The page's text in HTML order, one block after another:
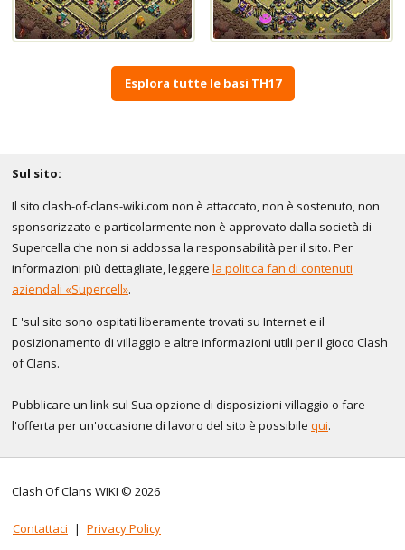
Esplora tutte le basi TH17
Sul sito:
Il sito clash-of-clans-wiki.com non è attaccato, non è sostenuto, non
sponsorizzato e particolarmente non è approvato dalla società di
Supercella che non si addossa la responsabilità per il sito. Per
informazioni più dettagliate, leggere la politica fan di contenuti
aziendali «Supercell».
E 'sul sito sono ospitati liberamente trovati su Internet e il
posizionamento di villaggio e altre informazioni utili per il gioco Clash
of Clans.
Pubblicare un link sul Sua opzione di disposizioni villaggio o fare
l'offerta per un'occasione di lavoro del sito è possibile qui.
Clash Of Clans WIKI © 2026
Contattaci | Privacy Policy